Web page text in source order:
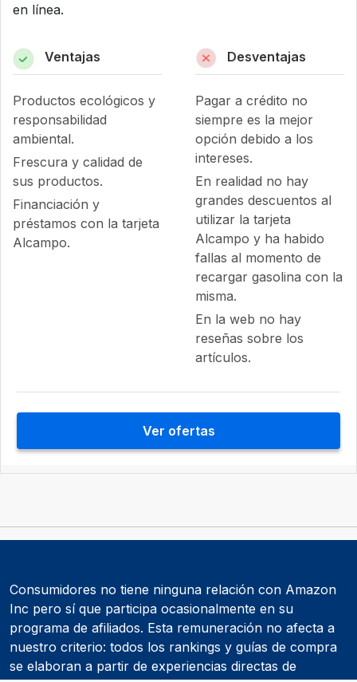
en línea.
Ventajas
Productos ecológicos y
responsabilidad
ambiental.
Frescura y calidad de
sus productos.
Financiación y
préstamos con la tarjeta
Alcampo.
Desventajas
Pagar a crédito no
siempre es la mejor
opción debido a los
intereses.
En realidad no hay
grandes descuentos al
utilizar la tarjeta
Alcampo y ha habido
fallas al momento de
recargar gasolina con la
misma.
En la web no hay
reseñas sobre los
artículos.
Ver ofertas
Consumidores no tiene ninguna relación con Amazon
Inc pero sí que participa ocasionalmente en su
programa de afiliados. Esta remuneración no afecta a
nuestro criterio: todos los rankings y guías de compra
se elaboran a partir de experiencias directas de